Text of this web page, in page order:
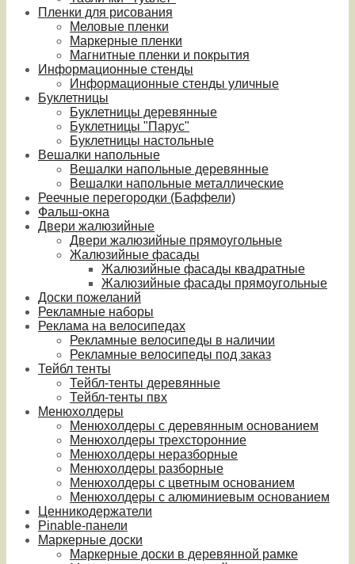
Пленки для рисования
Меловые пленки
Маркерные пленки
Магнитные пленки и покрытия
Информационные стенды
Информационные стенды уличные
Буклетницы
Буклетницы деревянные
Буклетницы "Парус"
Буклетницы настольные
Вешалки напольные
Вешалки напольные деревянные
Вешалки напольные металлические
Реечные перегородки (Баффели)
Фальш-окна
Двери жалюзийные
Двери жалюзийные прямоугольные
Жалюзийные фасады
Жалюзийные фасады квадратные
Жалюзийные фасады прямоугольные
Доски пожеланий
Рекламные наборы
Реклама на велосипедах
Рекламные велосипеды в наличии
Рекламные велосипеды под заказ
Тейбл тенты
Тейбл-тенты деревянные
Тейбл-тенты пвх
Менюхолдеры
Менюхолдеры с деревянным основанием
Менюхолдеры трехсторонние
Менюхолдеры неразборные
Менюхолдеры разборные
Менюхолдеры с цветным основанием
Менюхолдеры с алюминиевым основанием
Ценникодержатели
Pinable-панели
Маркерные доски
Маркерные доски в деревянной рамке